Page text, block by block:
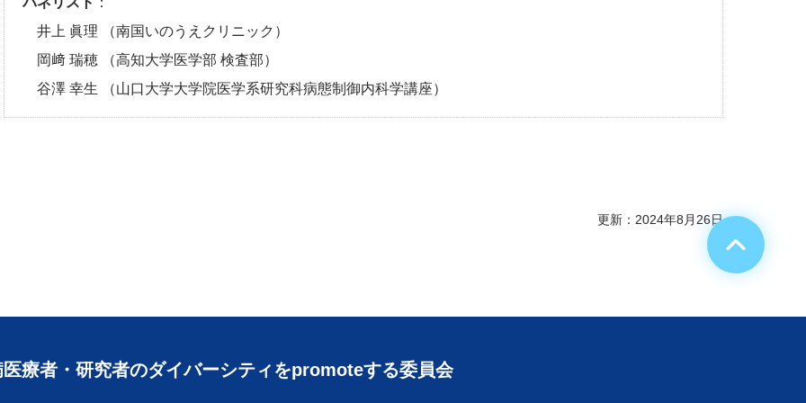
井上 眞理 （南国いのうえクリニック）
岡﨑 瑞穂 （高知大学医学部 検査部）
谷澤 幸生 （山口大学大学院医学系研究科病態制御内科学講座）
更新：2024年8月26日
療者・研究者のダイバーシティをpromoteする委員会